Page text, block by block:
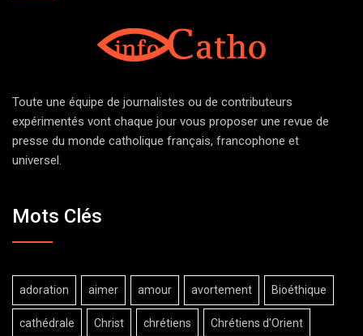
Toute une équipe de journalistes ou de contributeurs
expérimentés vont chaque jour vous proposer une revue de
presse du monde catholique français, francophone et
universel.
Mots Clés
adoration aimer amour avortement Bioéthique
cathédrale Christ chrétiens Chrétiens d'Orient